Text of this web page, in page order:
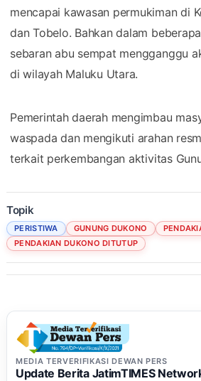
mencapai kawasan permukiman di
dan Tobelo. Bahkan dalam
sebaran abu sempat mengganggu
di wilayah Maluku Utara.
Pemerintah daerah mengimbau
waspada dan mengikuti arahan
terkait perkembangan aktivitas
Topik
PERISTIWA GUNUNG DUKONO
PENDAKIAN DUKONO DITUTUP
MEDIA TERVERIFIKASI DEWAN PERS
Update Berita JatimTIMES